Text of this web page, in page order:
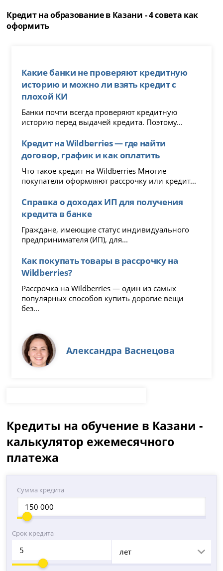
Кредит на образование в Казани - 4 совета как
оформить
Какие банки не проверяют кредитную
историю и можно ли взять кредит с
плохой КИ
Банки почти всегда проверяют кредитную
историю перед выдачей кредита. Поэтому...
Кредит на Wildberries — где найти
договор, график и как оплатить
Что такое кредит на Wildberries Многие
покупатели оформляют рассрочку или кредит...
Справка о доходах ИП для получения
кредита в банке
Граждане, имеющие статус индивидуального
предпринимателя (ИП), для...
Как покупать товары в рассрочку на
Wildberries?
Рассрочка на Wildberries — один из самых
популярных способов купить дорогие вещи
без...
Александра Васнецова
Кредиты на обучение в Казани -
калькулятор ежемесячного
платежа
Сумма кредита
Срок кредита
лет